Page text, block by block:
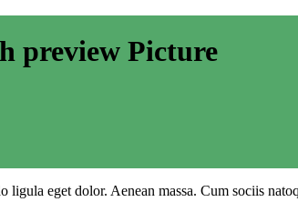
preview Picture
eget dolor. Aenean massa. Cum sociis